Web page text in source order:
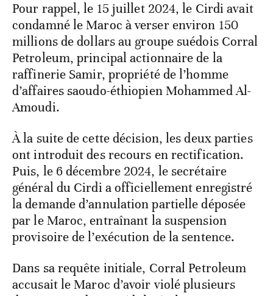
Pour rappel, le 15 juillet 2024, le Cirdi avait
condamné le Maroc à verser environ 150
millions de dollars au groupe suédois Corral
Petroleum, principal actionnaire de la
raffinerie Samir, propriété de l’homme
d’affaires saoudo-éthiopien Mohammed Al-
Amoudi.
À la suite de cette décision, les deux parties
ont introduit des recours en rectification.
Puis, le 6 décembre 2024, le secrétaire
général du Cirdi a officiellement enregistré
la demande d’annulation partielle déposée
par le Maroc, entraînant la suspension
provisoire de l’exécution de la sentence.
Dans sa requête initiale, Corral Petroleum
accusait le Maroc d’avoir violé plusieurs